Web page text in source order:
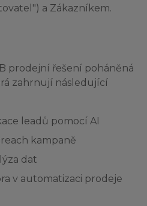
a Zákazníkem.
prodejní řešení poháněná
zahrnují následující
leadů pomocí AI
kampaně
dat
v automatizaci prodeje